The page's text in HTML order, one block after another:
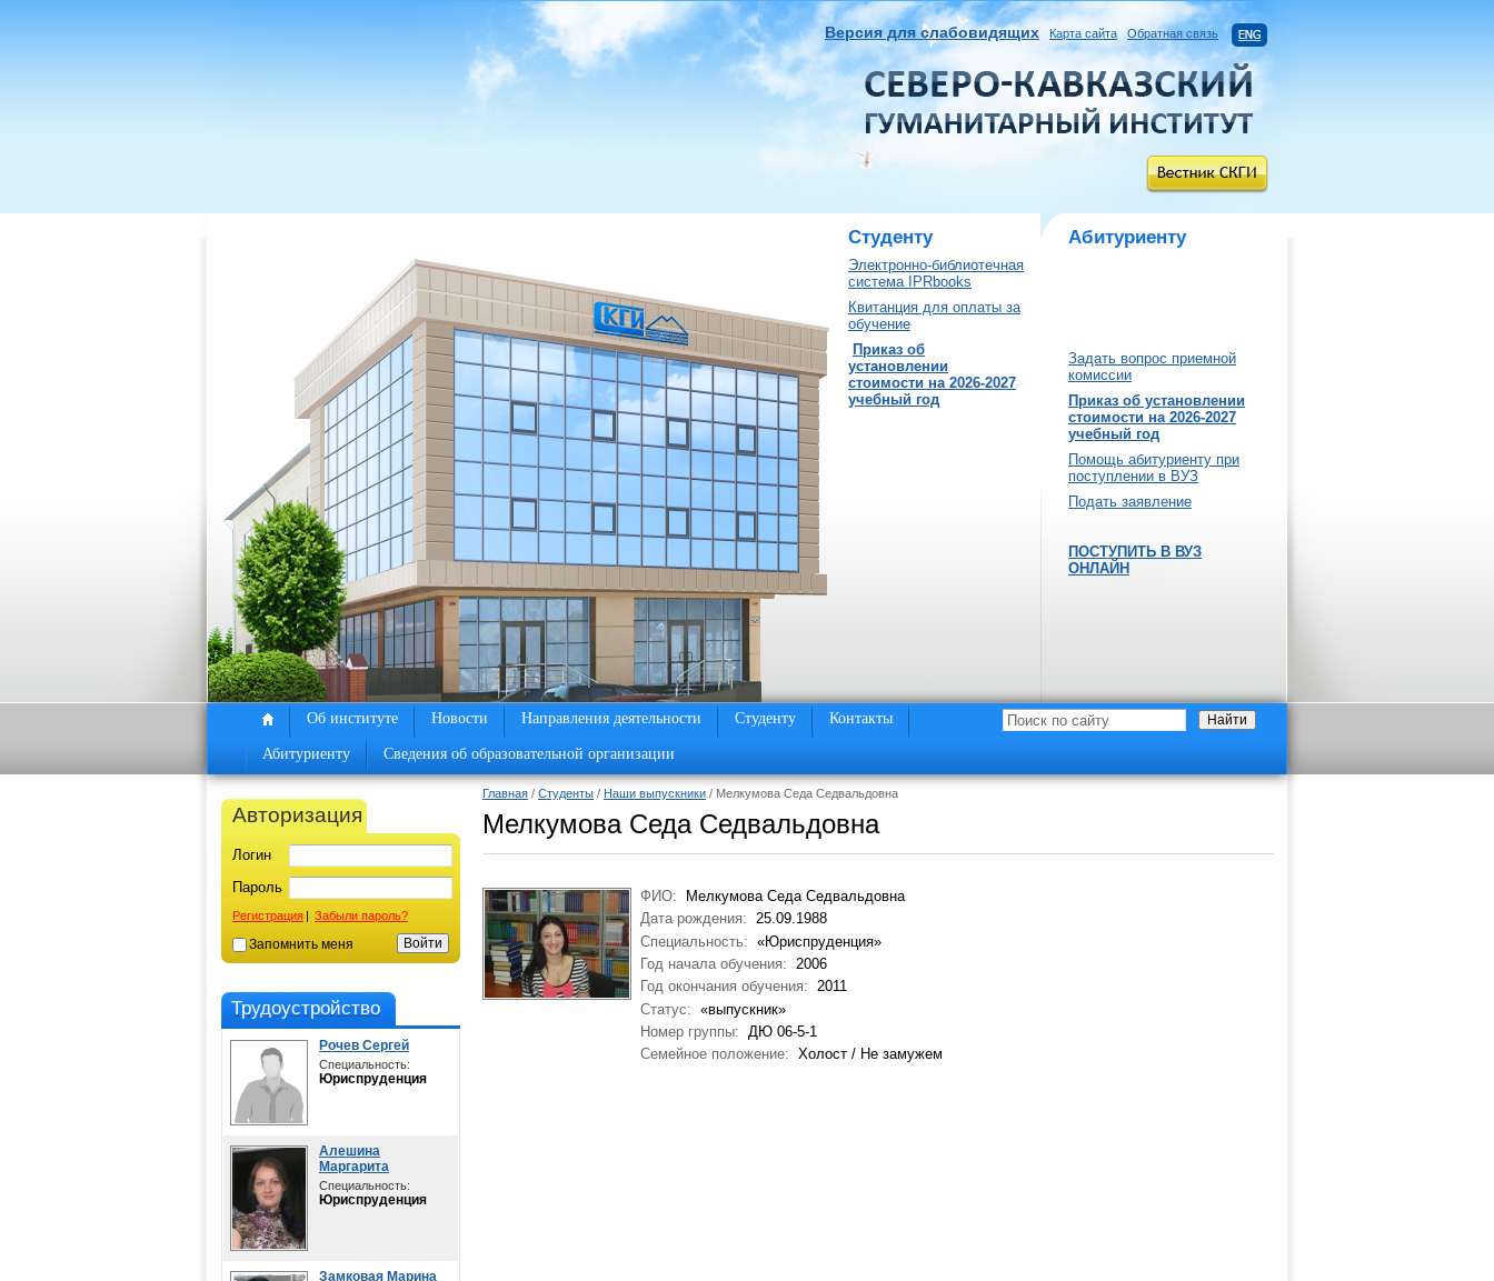
Версия для слабовидящих Карта сайта Обратная связь
Студенту
Электронно-библиотечная
система IPRbooks
Квитанция для оплаты за
обучение
Приказ об
установлении
стоимости на 2026-2027
учебный год
Абитуриенту
Задать вопрос приемной
комиссии
Приказ об установлении
стоимости на 2026-2027
учебный год
Помощь абитуриенту при
поступлении в ВУЗ
Подать заявление
ПОСТУПИТЬ В ВУЗ
ОНЛАЙН
Об институте Новости Направления деятельности Студенту Контакты
Абитуриенту Сведения об образовательной организации
Авторизация
Логин
Пароль
Регистрация | Забыли пароль?
Запомнить меня
Трудоустройство
Рочев Сергей
Специальность:
Юриспруденция
Алешина
Маргарита
Специальность:
Юриспруденция
Замковая Марина
Главная / Студенты / Наши выпускники / Мелкумова Седа Седвальдовна
Мелкумова Седа Седвальдовна
ФИО:
Мелкумова Седа Седвальдовна
Дата рождения: 25.09.1988
Специальность: «Юриспруденция»
Год начала обучения:
2006
Год окончания обучения: 2011
Статус: «выпускник»
Номер группы:
ДЮ 06-5-1
Семейное положение: Холост / Не замужем